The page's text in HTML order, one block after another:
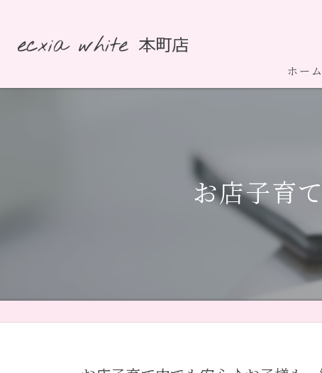
ホーム
お店子育